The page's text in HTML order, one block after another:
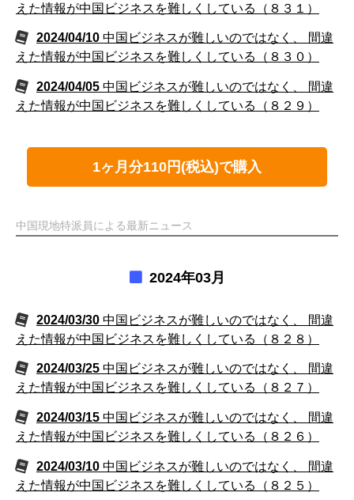
えた情報が中国ビジネスを難しくしている（８３１）
2024/04/10 中国ビジネスが難しいのではなく、 間違
えた情報が中国ビジネスを難しくしている（８３０）
2024/04/05 中国ビジネスが難しいのではなく、 間違
えた情報が中国ビジネスを難しくしている（８２９）
1ヶ月分110円(税込)で購入
中国現地特派員による最新ニュース
2024年03月
2024/03/30 中国ビジネスが難しいのではなく、 間違
えた情報が中国ビジネスを難しくしている（８２８）
2024/03/25 中国ビジネスが難しいのではなく、 間違
えた情報が中国ビジネスを難しくしている（８２７）
2024/03/15 中国ビジネスが難しいのではなく、 間違
えた情報が中国ビジネスを難しくしている（８２６）
2024/03/10 中国ビジネスが難しいのではなく、 間違
えた情報が中国ビジネスを難しくしている（８２５）